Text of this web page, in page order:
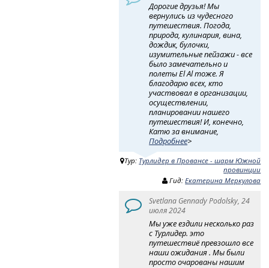
Дорогие друзья! Мы
вернулись из чудесного
путешествия. Погода,
природа, кулинария, вина,
дождик, булочки,
изумительные пейзажи - все
было замечательно и
полеты El Al тоже. Я
благодарю всех, кто
участвовал в организации,
осуществлении,
планировании нашего
путешествия! И, конечно,
Катю за внимание,
Подробнее>
Тур: Турлидер в Провансе - шарм Южной
провинции
Гид:Екатерина Меркулова
Svetlana Gennady Podolsky, 24
июля 2024
Мы уже ездили несколько раз
с Турлидер. это
путешествиё превзошло все
наши ожидания . Мы были
просто очарованы нашим